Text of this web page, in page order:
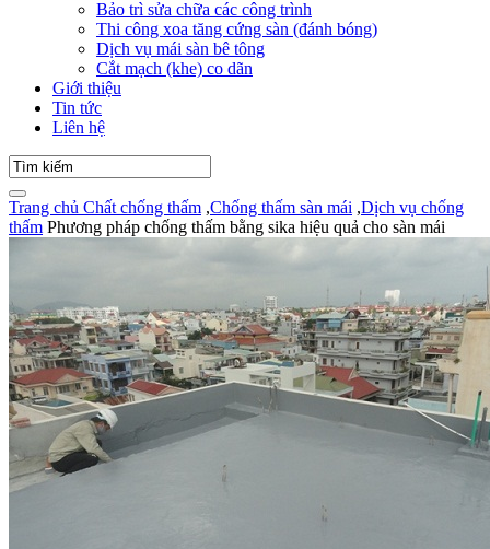
Bảo trì sửa chữa các công trình
Thi công xoa tăng cứng sàn (đánh bóng)
Dịch vụ mái sàn bê tông
Cắt mạch (khe) co dãn
Giới thiệu
Tin tức
Liên hệ
Trang chủ Chất chống thấm ,Chống thấm sàn mái ,Dịch vụ chống
thấm Phương pháp chống thấm bằng sika hiệu quả cho sàn mái